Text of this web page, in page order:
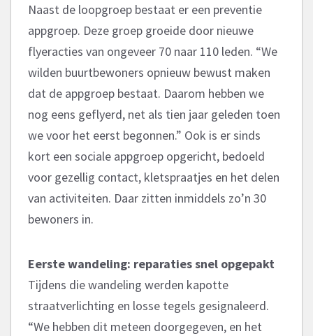
Naast de loopgroep bestaat er een preventie
appgroep. Deze groep groeide door nieuwe
flyeracties van ongeveer 70 naar 110 leden. “We
wilden buurtbewoners opnieuw bewust maken
dat de appgroep bestaat. Daarom hebben we
nog eens geflyerd, net als tien jaar geleden toen
we voor het eerst begonnen.” Ook is er sinds
kort een sociale appgroep opgericht, bedoeld
voor gezellig contact, kletspraatjes en het delen
van activiteiten. Daar zitten inmiddels zo’n 30
bewoners in.
Eerste wandeling: reparaties snel opgepakt
Tijdens die wandeling werden kapotte
straatverlichting en losse tegels gesignaleerd.
“We hebben dit meteen doorgegeven, en het